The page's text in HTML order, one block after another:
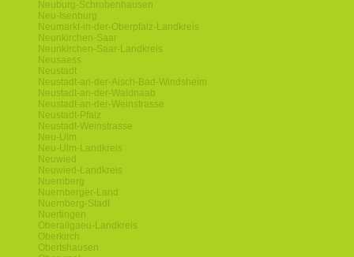
Neuburg-Schrobenhausen
Neu-Isenburg
Neumarkt-in-der-Oberpfalz-Landkreis
Neunkirchen-Saar
Neunkirchen-Saar-Landkreis
Neusaess
Neustadt
Neustadt-an-der-Aisch-Bad-Windsheim
Neustadt-an-der-Waldnaab
Neustadt-an-der-Weinstrasse
Neustadt-Pfalz
Neustadt-Weinstrasse
Neu-Ulm
Neu-Ulm-Landkreis
Neuwied
Neuwied-Landkreis
Nuernberg
Nuernberger-Land
Nuernberg-Stadt
Nuertingen
Oberallgaeu-Landkreis
Oberkirch
Obertshausen